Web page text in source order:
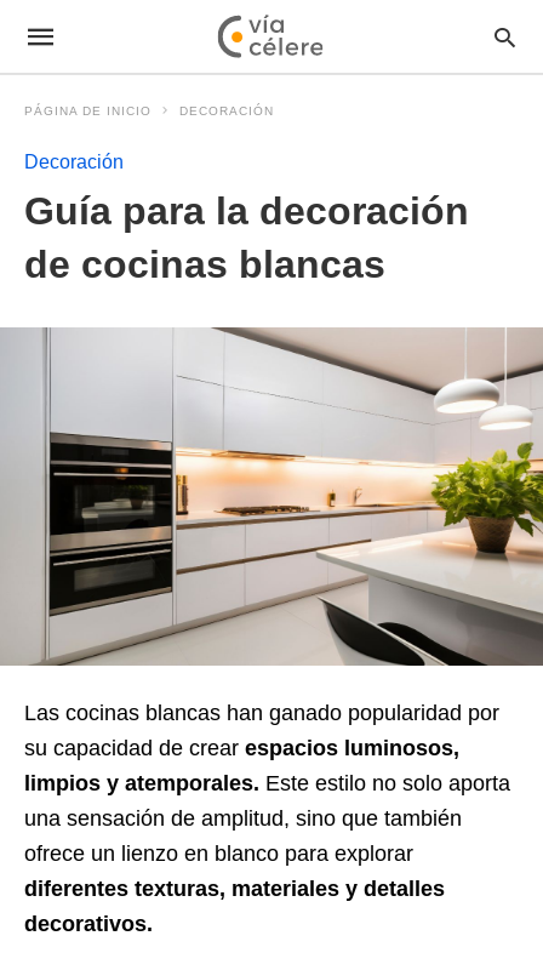
PÁGINA DE INICIO DECORACIÓN
Decoración
Guía para la decoración
de cocinas blancas
Las cocinas blancas han ganado popularidad por
su capacidad de crear espacios luminosos,
limpios y atemporales. Este estilo no solo aporta
una sensación de amplitud, sino que también
ofrece un lienzo en blanco para explorar
diferentes texturas, materiales y detalles
decorativos.